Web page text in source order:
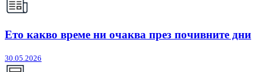
Ето какво време ни очаква през почивните дни
30.05.2026